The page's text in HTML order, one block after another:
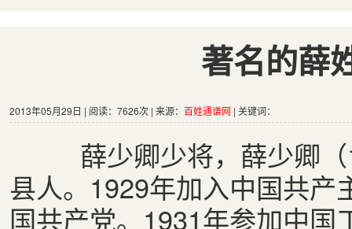
著名的薛
2013年05月29日 | 阅读：7626次 | 来源： 百姓通谱网 | 关键词：
薛少卿少将，薛少卿（
县人。1929年加入中国共
国共产党。1931年参加中国